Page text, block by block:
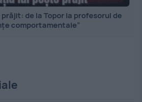
de la Topor la profesorul de
comportamentale”